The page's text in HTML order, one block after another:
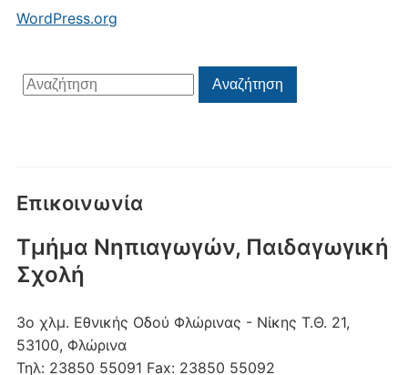
WordPress.org
Αναζήτηση
για:
Αναζήτηση
Επικοινωνία
Τμήμα Νηπιαγωγών, Παιδαγωγική
Σχολή
3ο χλμ. Εθνικής Οδού Φλώρινας - Νίκης Τ.Θ. 21,
53100, Φλώρινα
Τηλ: 23850 55091 Fax: 23850 55092